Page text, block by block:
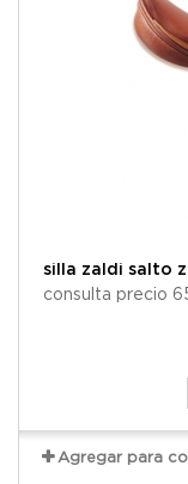
silla zaldi salto
consulta precio
Agregar para